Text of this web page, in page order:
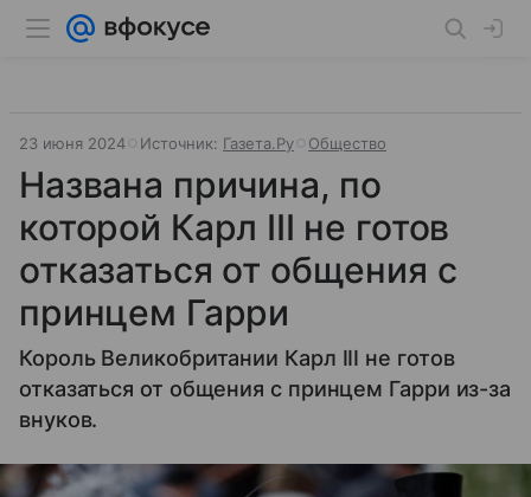
23 июня 2024 Источник: Газета.Ру Общество
Названа причина, по
которой Карл III не готов
отказаться от общения с
принцем Гарри
Король Великобритании Карл III не готов
отказаться от общения с принцем Гарри из-за
внуков.